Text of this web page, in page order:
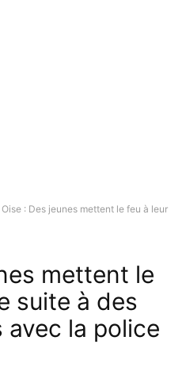
Oise : Des jeunes mettent le feu à leur
mettent le
suite à des
la police